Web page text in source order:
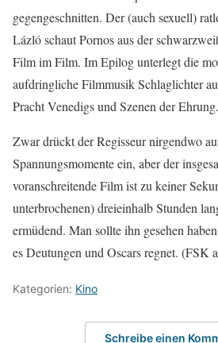
gegengeschnitten. Der (auch sexuell)
Lázló schaut Pornos aus der
Film im Film. Im Epilog unterlegt die
aufdringliche Filmmusik Schlaglichter
Pracht Venedigs und Szenen der Ehrung.
Zwar drückt der Regisseur nirgendwo
Spannungsmomente ein, aber der
voranschreitende Film ist zu keiner
unterbrochenen) dreieinhalb Stunden
ermüdend. Man sollte ihn gesehen
es Deutungen und Oscars regnet. (FSK
Kategorien: Kino
Schreibe einen